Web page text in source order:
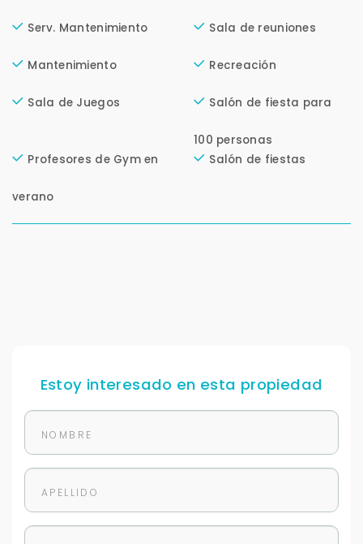
Serv. Mantenimiento Sala de reuniones
Mantenimiento Recreación
Sala de Juegos Salón de fiesta para
100 personas
Profesores de Gym en
verano
Salón de fiestas
Estoy interesado en esta propiedad
Tu WhatsApp *
+598
No compartimos tu información ni enviamos spam.